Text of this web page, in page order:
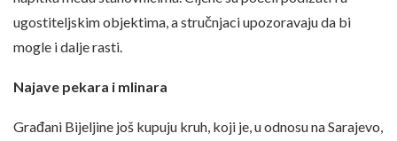
ugostiteljskim objektima, a stručnjaci upozoravaju da bi
mogle i dalje rasti.
Najave pekara i mlinara
Građani Bijeljine još kupuju kruh, koji je, u odnosu na Sarajevo,